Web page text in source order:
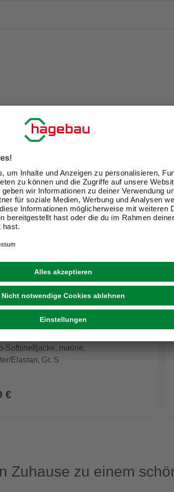
Softshelljacke, marine,
Elastan, Gr. S
€
Zuhause zu einem